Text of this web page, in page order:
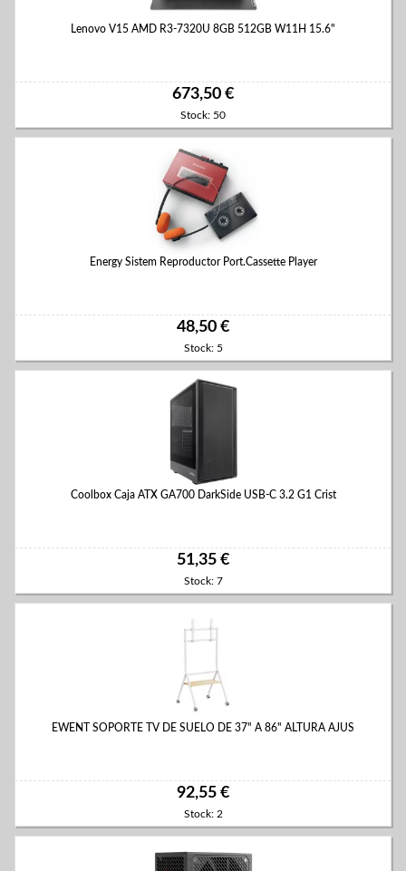
Lenovo V15 AMD R3-7320U 8GB 512GB W11H 15.6"
673,50 €
Stock: 50
Energy Sistem Reproductor Port.Cassette Player
48,50 €
Stock: 5
Coolbox Caja ATX GA700 DarkSide USB-C 3.2 G1 Crist
51,35 €
Stock: 7
EWENT SOPORTE TV DE SUELO DE 37" A 86" ALTURA AJUS
92,55 €
Stock: 2